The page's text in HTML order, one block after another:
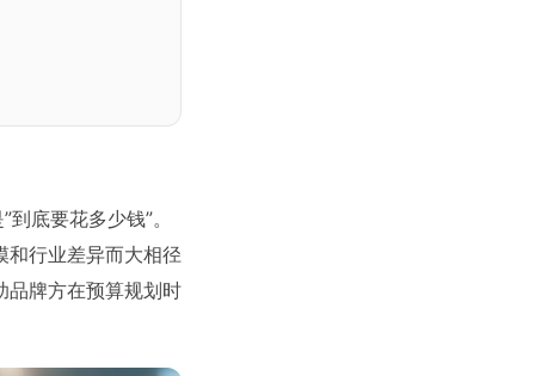
底要花多少钱”。
和行业差异而大相径
品牌方在预算规划时